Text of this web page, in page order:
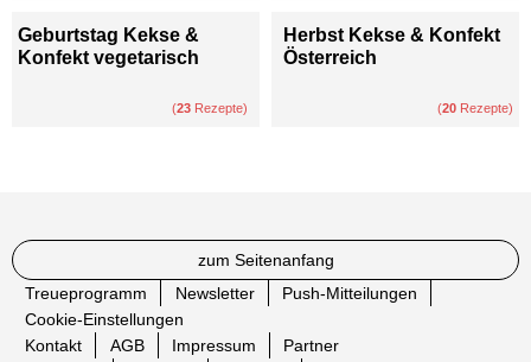
Geburtstag Kekse &
Konfekt vegetarisch
(23 Rezepte)
Herbst Kekse & Konfekt
Österreich
(20 Rezepte)
zum Seitenanfang
Treueprogramm
Newsletter
Push-Mitteilungen
Cookie-Einstellungen
Kontakt
AGB Impressum Partner